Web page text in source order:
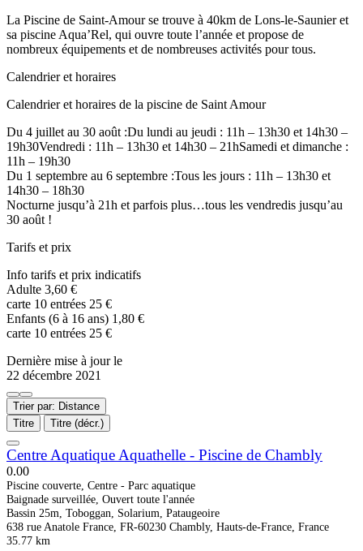
La Piscine de Saint-Amour se trouve à 40km de Lons-le-Saunier et
sa piscine Aqua’Rel, qui ouvre toute l’année et propose de
nombreux équipements et de nombreuses activités pour tous.
Calendrier et horaires
Calendrier et horaires de la piscine de Saint Amour
Du 4 juillet au 30 août :Du lundi au jeudi : 11h – 13h30 et 14h30 –
19h30Vendredi : 11h – 13h30 et 14h30 – 21hSamedi et dimanche :
11h – 19h30
Du 1 septembre au 6 septembre :Tous les jours : 11h – 13h30 et
14h30 – 18h30
Nocturne jusqu’à 21h et parfois plus…tous les vendredis jusqu’au
30 août !
Tarifs et prix
Info tarifs et prix indicatifs
Adulte 3,60 €
carte 10 entrées 25 €
Enfants (6 à 16 ans) 1,80 €
carte 10 entrées 25 €
Dernière mise à jour le
22 décembre 2021
Trier par: Distance
Titre
Titre (décr.)
Centre Aquatique Aquathelle - Piscine de Chambly
0.00
Piscine couverte, Centre - Parc aquatique
Baignade surveillée, Ouvert toute l'année
Bassin 25m, Toboggan, Solarium, Pataugeoire
638 rue Anatole France, FR-60230 Chambly, Hauts-de-France, France
35.77 km